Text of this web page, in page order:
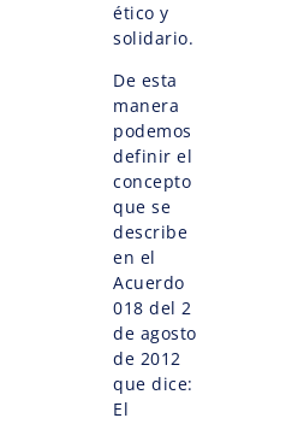
ético y
solidario.
De esta
manera
podemos
definir el
concepto
que se
describe
en el
Acuerdo
018 del 2
de agosto
de 2012
que dice:
El